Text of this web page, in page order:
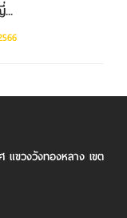
แขวงวังทองหลาง เขต